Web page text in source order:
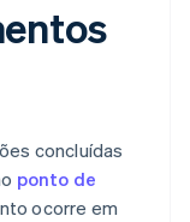
concluídas
ponto de
ocorre em